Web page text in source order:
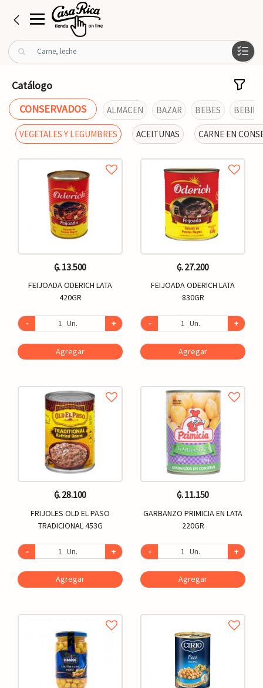
B
u
r
p
Catálogo
CONSERVADOS
ALMACEN BAZAR BEBES
VEGETALES Y LEGUMBRES ACEITUNAS CARNE EN
₲. 13.500
FEIJOADA ODERICH LATA
420GR
- Un. +
Agregar
₲. 27.200
FEIJOADA ODERICH LATA
830GR
- Un. +
Agregar
₲. 28.100
FRIJOLES OLD EL PASO
TRADICIONAL 453G
- Un. +
Agregar
₲. 11.150
GARBANZO PRIMICIA EN LATA
220GR
- Un. +
Agregar